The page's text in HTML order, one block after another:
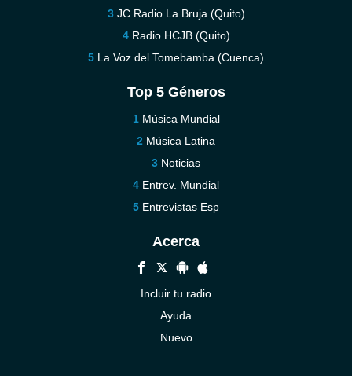
JC Radio La Bruja (Quito)
Radio HCJB (Quito)
La Voz del Tomebamba (Cuenca)
Top 5 Géneros
Música Mundial
Música Latina
Noticias
Entrev. Mundial
Entrevistas Esp
Acerca
Incluir tu radio
Ayuda
Nuevo